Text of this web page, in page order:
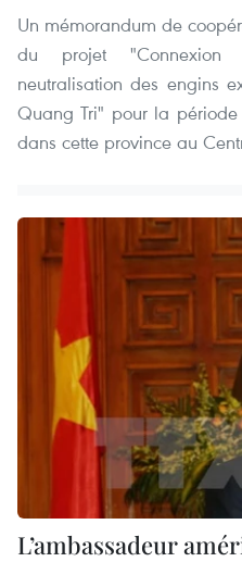
Un mémorandum de
du projet
neutralisation des engins
Quang Tri" pour la période
dans cette province au
L’ambassadeur